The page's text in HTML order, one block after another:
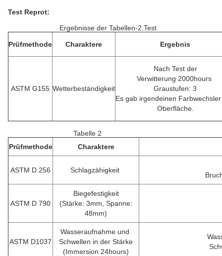
Test Reprot:
Ergebnisse der Tabellen-2.Test
Prüfmethode Charaktere Ergebnis
ASTM G155 Wetterbeständigkeit
Nach Test der
Verwitterung 2000hours
Graustufen: 3
Es gab irgendeinen
Oberfläche.
Tabelle 2
Prüfmethode
Charaktere
ASTM D 256 Schlagzähigkeit
ASTM D 790
Biegefestigkeit
(Stärke: 3mm, Spanne:
48mm)
ASTM D1037
Wasseraufnahme und
Schwellen in der Stärke
(Immersion 24hours)